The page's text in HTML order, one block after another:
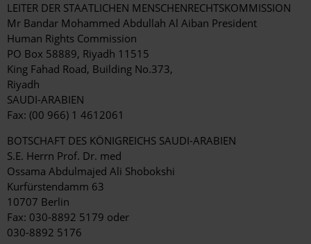
LEITER DER STAATLICHEN MENSCHENRECHTSKOMMISSION
Mr Bandar Mohammed Abdullah Al Aiban President
Human Rights Commission
PO Box 58889, Riyadh 11515
King Fahad Road, Building No.373,
Riyadh
SAUDI-ARABIEN
Fax: (00 966) 1 4612061
BOTSCHAFT DES KÖNIGREICHS SAUDI-ARABIEN
S.E. Herrn Prof. Dr. med
Ossama Abdulmajed Ali Shobokshi
Kurfürstendamm 63
10707 Berlin
Fax: 030-8892 5179 oder
030-8892 5176